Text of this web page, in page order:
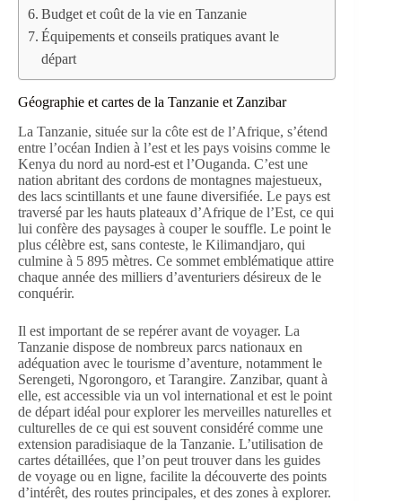
Budget et coût de la vie en Tanzanie
Équipements et conseils pratiques avant le
départ
Géographie et cartes de la Tanzanie et Zanzibar
La Tanzanie, située sur la côte est de l’Afrique, s’étend
entre l’océan Indien à l’est et les pays voisins comme le
Kenya du nord au nord-est et l’Ouganda. C’est une
nation abritant des cordons de montagnes majestueux,
des lacs scintillants et une faune diversifiée. Le pays est
traversé par les hauts plateaux d’Afrique de l’Est, ce qui
lui confère des paysages à couper le souffle. Le point le
plus célèbre est, sans conteste, le Kilimandjaro, qui
culmine à 5 895 mètres. Ce sommet emblématique attire
chaque année des milliers d’aventuriers désireux de le
conquérir.
Il est important de se repérer avant de voyager. La
Tanzanie dispose de nombreux parcs nationaux en
adéquation avec le tourisme d’aventure, notamment le
Serengeti, Ngorongoro, et Tarangire. Zanzibar, quant à
elle, est accessible via un vol international et est le point
de départ idéal pour explorer les merveilles naturelles et
culturelles de ce qui est souvent considéré comme une
extension paradisiaque de la Tanzanie. L’utilisation de
cartes détaillées, que l’on peut trouver dans les guides
de voyage ou en ligne, facilite la découverte des points
d’intérêt, des routes principales, et des zones à explorer.